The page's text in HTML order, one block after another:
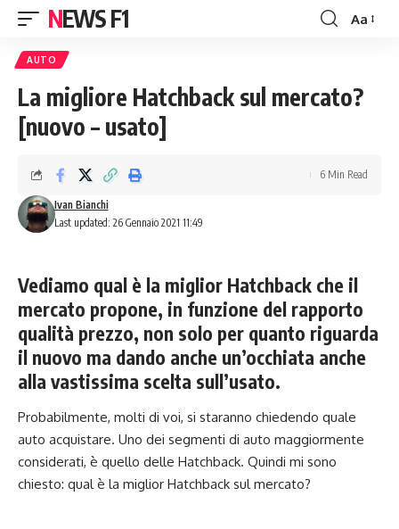
NEWS F1
Font
Aa
AUTO
La migliore Hatchback sul mercato?
[nuovo – usato]
Last updated: 26 Gennaio 2021 11:49
Ivan Bianchi
6 Min Read
Vediamo qual è la miglior Hatchback che il
mercato propone, in funzione del rapporto
qualità prezzo, non solo per quanto riguarda
il nuovo ma dando anche un’occhiata anche
alla vastissima scelta sull’usato.
Probabilmente, molti di voi, si staranno chiedendo quale
auto acquistare. Uno dei segmenti di auto maggiormente
considerati, è quello delle Hatchback. Quindi mi sono
chiesto: qual è la miglior Hatchback sul mercato?